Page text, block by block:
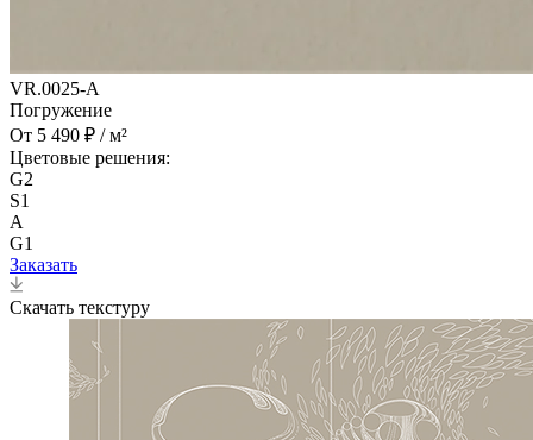
VR.0025-A
Погружение
От 5 490 ₽ / м²
Цветовые решения:
G2
S1
A
G1
Заказать
Скачать текстуру